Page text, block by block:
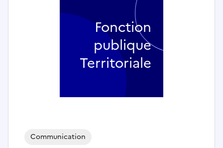
Communication
Fonction
publique
Territoriale